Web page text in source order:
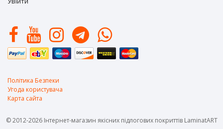
Політика Безпеки
Угода користувача
Карта сайта
© 2012-2026 Інтернет-магазин якісних підлогових покриттів LaminatART